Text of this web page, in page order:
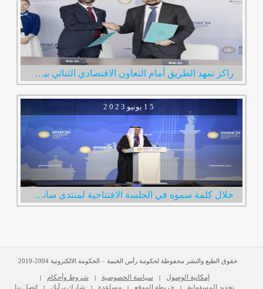
راكز تمهد الطريق أمام التعاون الاقتصادي الثنائي بين الإمارات وروسيا خلال زيارة فريقها لمدينة سانت بطرسبرغ
2 0 2 3 1 5
خلال كلمة سموه في الجلسة الافتتاحية لمنتدى سانت بطرسبرغ الاقتصادي الدولي سعود بن صقر: الإمارات بقيادة محمد بن زايد حريصة على تعزيز علاقا�
حقوق الطبع والنشر محفوظة لحكومة رأس الخيمة – الحكومة الالكترونية 2004-2019
إمكانية الوصول | سياسة الخصوصية | شروط وأحكام |
تحديد المسؤولية | خريطة الموقع | مساعدة | شارك برأيك | اتصل بنا